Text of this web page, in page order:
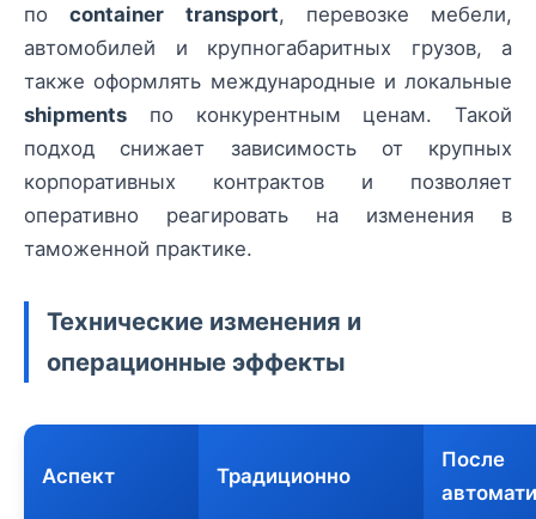
поcontainer transport, перевозке мебели,
автомобилей и крупногабаритных грузов, а
также оформлять международные и локальные
shipments по конкурентным ценам. Такой
подход снижает зависимость от крупных
корпоративных контрактов и позволяет
оперативно реагировать на изменения в
таможенной практике.
Технические изменения и
операционные эффекты
Аспект Традиционно
После